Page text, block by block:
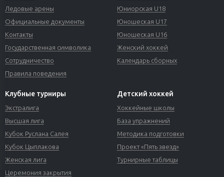
Ледовые арены
Официальные документы
Контакты
Государственная символика
Сотрудничество
Правила поведения
Юниорская U18
Юношеская U17
Юношеская U16
Женский хоккей
Календарь сборных
Клубные турниры
Экстралига
Высшая лига
Кубок Руслана Салея
Кубок Цыплакова
Женская лига
Церемония закрытия
Детский хоккей
Хоккейные школы
База упражнений
Методика подготовки
Проект «Пять звезд»
Турнирные таблицы